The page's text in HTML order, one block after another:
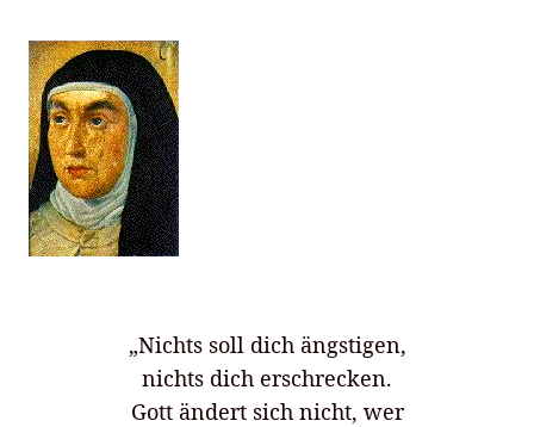
„Nichts soll dich ängstigen,
nichts dich erschrecken.
Gott ändert sich nicht, wer